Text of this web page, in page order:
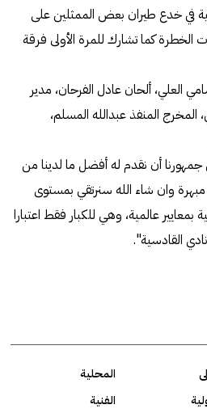
في خدع طيران بعض الممثلين على
الخطرة كما تشارك للمرة الأولى فرقة
العلي، ألحان عادل الفرحان، مدير
المخرج المنفذ عبدالله المسلم،
أن نقدم له أفضل ما لدينا من
وان شاء الله سنرتقي بمستوى
عالمية، وهي للكبار فقط اعتبارا
القادسية".
المحلية
الفنية